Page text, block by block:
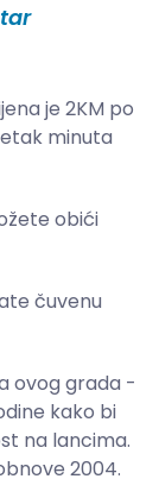
je 2KM po
minuta
obići
čuvenu
ovog grada -
kako bi
na lancima.
2004.